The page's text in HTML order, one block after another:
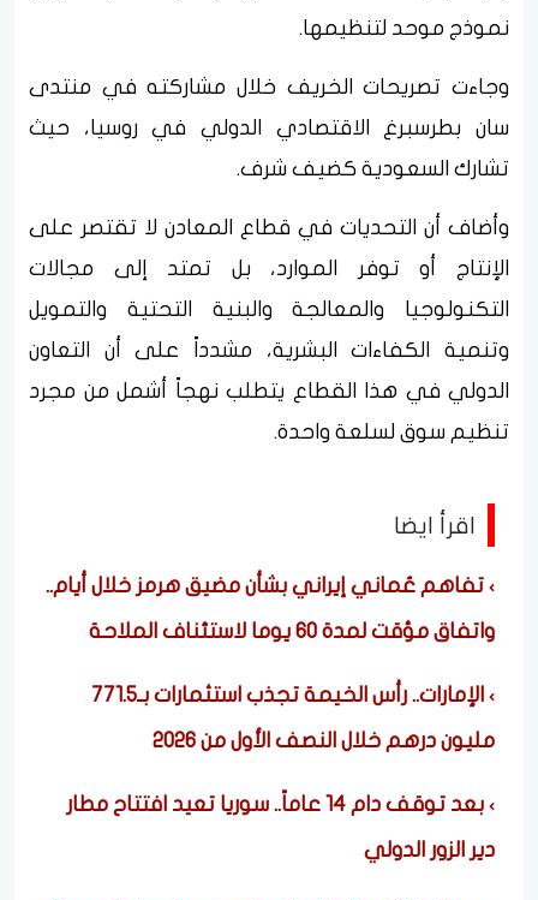
نموذج موحد لتنظيمها.
وجاءت تصريحات الخريف خلال مشاركته في منتدى
سان بطرسبرغ الاقتصادي الدولي في روسيا، حيث
تشارك السعودية كضيف شرف.
وأضاف أن التحديات في قطاع المعادن لا تقتصر على
الإنتاج أو توفر الموارد، بل تمتد إلى مجالات
التكنولوجيا والمعالجة والبنية التحتية والتمويل
وتنمية الكفاءات البشرية، مشدداً على أن التعاون
الدولي في هذا القطاع يتطلب نهجاً أشمل من مجرد
تنظيم سوق لسلعة واحدة.
اقرأ ايضا
تفاهم عُماني إيراني بشأن مضيق هرمز خلال أيام..
واتفاق مؤقت لمدة 60 يوما لاستئناف الملاحة
الإمارات.. رأس الخيمة تجذب استثمارات بـ771.5
مليون درهم خلال النصف الأول من 2026
بعد توقف دام 14 عاماً.. سوريا تعيد افتتاح مطار
دير الزور الدولي